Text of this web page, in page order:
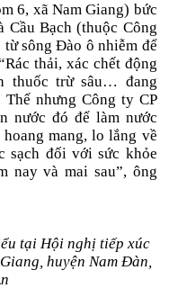
6, xã Nam Giang) bức
Cầu Bạch (thuộc Công
sông Đào ô nhiễm để
thải, xác chết động
thuốc trừ sâu… đang
nhưng Công ty CP
nước đó để làm nước
mang, lo lắng về
sạch đối với sức khỏe
nay và mai sau”, ông
tại Hội nghị tiếp xúc
huyện Nam Đàn,